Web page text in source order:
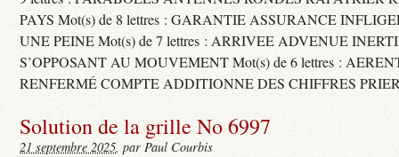
PAYS Mot(s) de 8 lettres : GARANTIE ASSURANCE
UNE PEINE Mot(s) de 7 lettres : ARRIVEE ADVENUE
S’OPPOSANT AU MOUVEMENT Mot(s) de 6 lettres :
RENFERMÉ COMPTE ADDITIONNE DES CHIFFRES
Solution de la grille No 6997
21 septembre 2025, par Paul Courbis